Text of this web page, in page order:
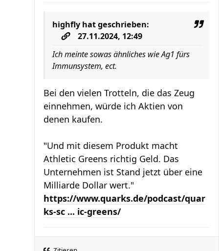
highfly hat geschrieben:
27.11.2024, 12:49
Ich meinte sowas ähnliches wie Ag1 fürs
Immunsystem, ect.
Bei den vielen Trotteln, die das Zeug
einnehmen, würde ich Aktien von
denen kaufen.
"Und mit diesem Produkt macht
Athletic Greens richtig Geld. Das
Unternehmen ist Stand jetzt über eine
Milliarde Dollar wert."
https://www.quarks.de/podcast/quar
ks-sc ... ic-greens/